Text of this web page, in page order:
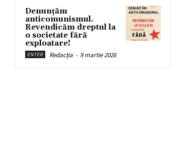
Denunțăm
anticomunismul.
Revendicăm dreptul la
o societate fără
exploatare!
ENTER Redacția - 9 martie 2026